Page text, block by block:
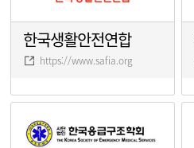
한국생활안전연합
https://www.safia.org